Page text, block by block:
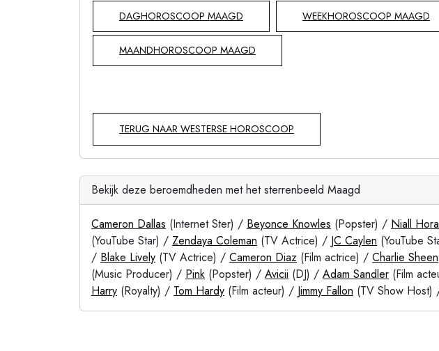
DAGHOROSCOOP MAAGD WEEKHOROSCOOP MAAGD
MAANDHOROSCOOP MAAGD
TERUG NAAR WESTERSE HOROSCOOP
Bekijk deze beroemdheden met het sterrenbeeld Maagd
Cameron Dallas (Internet Ster) / Beyonce Knowles (Popster) / Niall
(YouTube Star) / Zendaya Coleman (TV Actrice) / JC Caylen (YouTube
/ Blake Lively (TV Actrice) / Cameron Diaz (Film actrice) / Charlie Sheen
(Music Producer) / Pink (Popster) / Avicii (DJ) / Adam Sandler (Film
Harry (Royalty) / Tom Hardy (Film acteur) / Jimmy Fallon (TV Show Host)